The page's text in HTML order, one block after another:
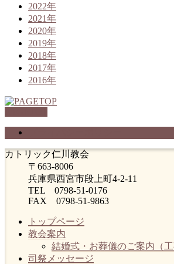
2022年
2021年
2020年
2019年
2018年
2017年
2016年
カトリック仁川教会
〒663-8006
兵庫県西宮市段上町4-2-11
TEL 0798-51-0176
FAX 0798-51-9863
トップページ
教会案内
結婚式・お葬儀のご案内（工
司祭メッセージ